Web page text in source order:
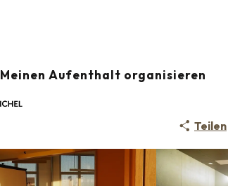
Meinen Aufenthalt organisieren
Teilen